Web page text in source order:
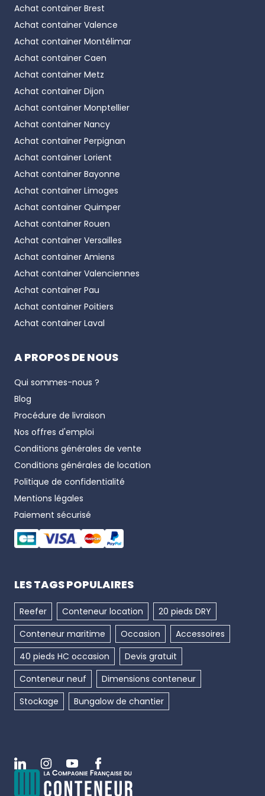
Achat container Brest
Achat container Valence
Achat container Montélimar
Achat container Caen
Achat container Metz
Achat container Dijon
Achat container Monptellier
Achat container Nancy
Achat container Perpignan
Achat container Lorient
Achat container Bayonne
Achat container Limoges
Achat container Quimper
Achat container Rouen
Achat container Versailles
Achat container Amiens
Achat container Valenciennes
Achat container Pau
Achat container Poitiers
Achat container Laval
A PROPOS DE NOUS
Qui sommes-nous ?
Blog
Procédure de livraison
Nos offres d'emploi
Conditions générales de vente
Conditions générales de location
Politique de confidentialité
Mentions légales
Paiement sécurisé
LES TAGS POPULAIRES
Reefer Conteneur location
20 pieds DRY
Conteneur maritime
Occasion
Accessoires
40 pieds HC occasion
Devis gratuit
Conteneur neuf
Dimensions conteneur
Stockage
Bungalow de chantier
LinkedinInstagramYoutubeFacebook